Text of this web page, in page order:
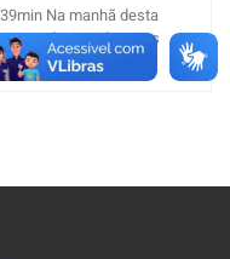
Na manhã desta
estaduais e de entes
[...]